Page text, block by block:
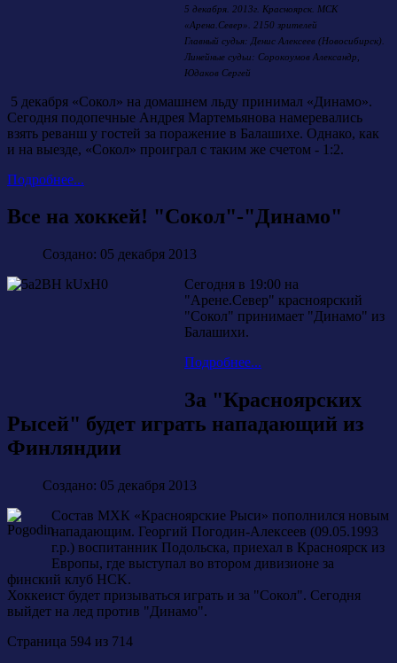
5 декабря. 2013г. Красноярск. МСК
«Арена.Север». 2150 зрителей
Главный судья: Денис Алексеев (Новосибирск).
Линейные судьи: Сорокоумов Александр,
Юдаков Сергей
5 декабря «Сокол» на домашнем льду принимал «Динамо».
Сегодня подопечные Андрея Мартемьянова намеревались
взять реванш у гостей за поражение в Балашихе. Однако, как
и на выезде, «Сокол» проиграл с таким же счетом - 1:2.
Подробнее...
Все на хоккей! "Сокол"-"Динамо"
Создано: 05 декабря 2013
Сегодня в 19:00 на
"Арене.Север" красноярский
"Сокол" принимает "Динамо" из
Балашихи.
Подробнее...
За "Красноярских
Рысей" будет играть нападающий из
Финляндии
Создано: 05 декабря 2013
Состав МХК «Красноярские Рыси» пополнился новым
нападающим. Георгий Погодин-Алексеев (09.05.1993
г.р.) воспитанник Подольска, приехал в Красноярск из
Европы, где выступал во втором дивизионе за
финский клуб HCK.
Хоккеист будет призываться играть и за "Сокол". Сегодня
выйдет на лед против "Динамо".
Страница 594 из 714